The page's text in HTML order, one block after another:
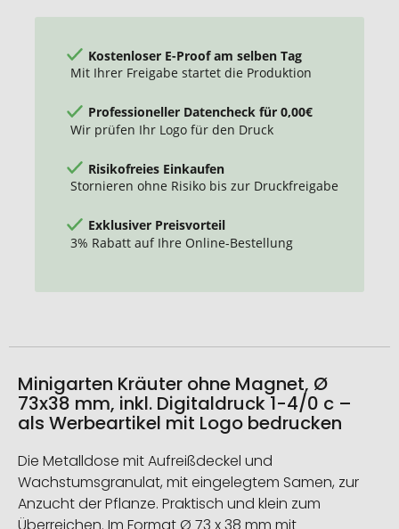
Kostenloser E-Proof am selben Tag
Mit Ihrer Freigabe startet die Produktion
Professioneller Datencheck für 0,00€
Wir prüfen Ihr Logo für den Druck
Risikofreies Einkaufen
Stornieren ohne Risiko bis zur Druckfreigabe
Exklusiver Preisvorteil
3% Rabatt auf Ihre Online-Bestellung
Minigarten Kräuter ohne Magnet, Ø
73x38 mm, inkl. Digitaldruck 1-4/0 c –
als Werbeartikel mit Logo bedrucken
Die Metalldose mit Aufreißdeckel und
Wachstumsgranulat, mit eingelegtem Samen, zur
Anzucht der Pflanze. Praktisch und klein zum